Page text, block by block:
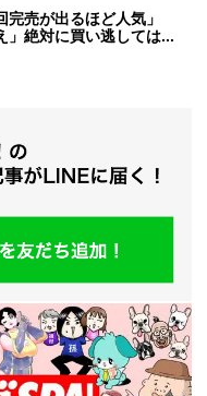
売が出るほど人気」
」絶対に買い逃しては...